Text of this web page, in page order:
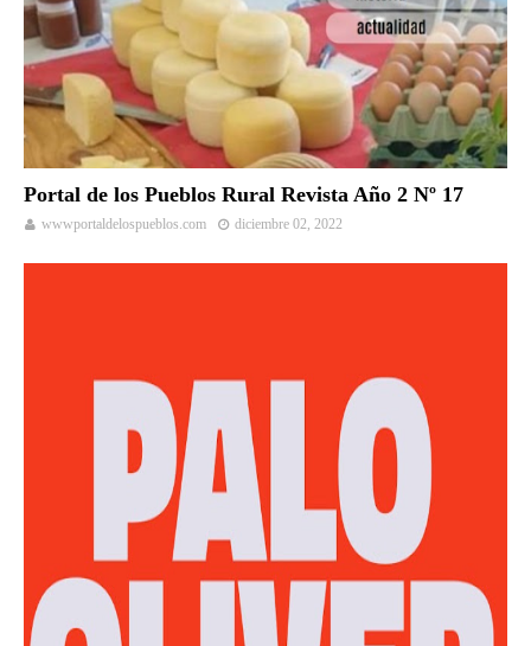
Portal de los Pueblos Rural Revista Año 2 Nº 17
wwwportaldelospueblos.com diciembre 02, 2022